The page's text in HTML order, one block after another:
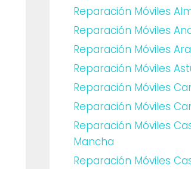
Reparación Móviles
Reparación Móviles
Reparación Móviles
Reparación Móviles
Reparación Móviles
Reparación Móviles
Reparación Móviles
Mancha
Reparación Móviles